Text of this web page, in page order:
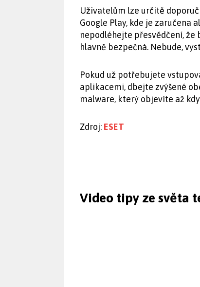
Uživatelům lze určitě
Google Play, kde je zaručena
nepodléhejte přesvědčení, že
hlavně bezpečná. Nebude,
Pokud už potřebujete
aplikacemi, dbejte zvýšené
malware, který objevíte až
Zdroj: ESET
Video tipy ze světa